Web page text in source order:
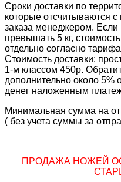
Сроки доставки по
которые отсчитываются
заказа менеджером. Если
превышать 5 кг,
отдельно согласно
Стоимость доставки:
1-м классом 450р.
дополнительно около 5%
денег наложенным
Минимальная сумма на
( без учета суммы за
ПРОДАЖА НОЖЕЙ